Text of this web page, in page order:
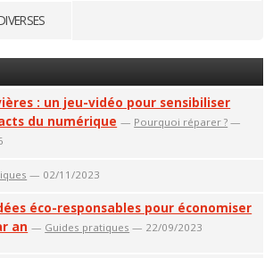
: un jeu-vidéo pour sensibiliser
du numérique — Pourquoi réparer ? —
— 02/11/2023
éco-responsables pour économiser
an — Guides pratiques — 22/09/2023